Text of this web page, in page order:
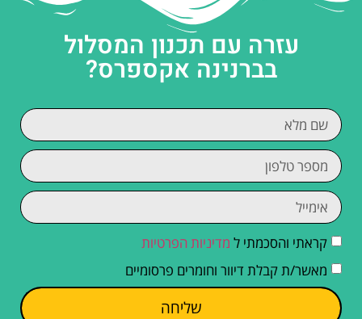
עזרה עם תכנון המסלול
בברנינה אקספרס?
קראתי והסכמתי ל מדיניות הפרטיות
מאשר/ת קבלת דיוור וחומרים פרסומיים
שליחה